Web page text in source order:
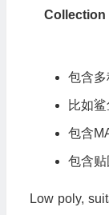
Collection
包含
比如
包含
包含
Low poly,